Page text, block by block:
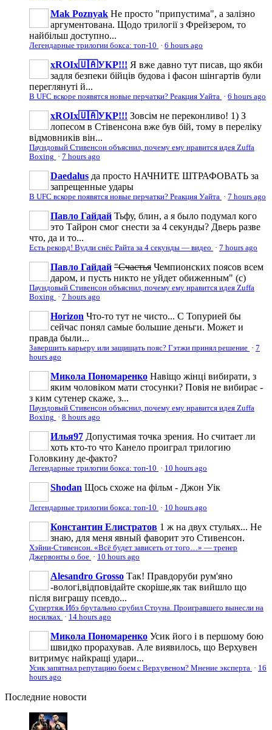
Mak Poznyak Не просто "припустима", а залізно
аргументована. Щодо трилогії з Фрейзером, то
найбільш доступно...
Легендарные трилогии бокса: топ-10 · 6 hours ago
xROIx🇺🇦УКР!!! Я вже давно тут писав, що якби
задля безпеки бійців будова і фасон шінгартів були
переглянуті й...
В UFC вскоре появятся новые перчатки? Реакция Уайта · 6 hours ago
xROIx🇺🇦УКР!!! Зовсім не переконливо! 1) З
лопесом в Стівенсона вже був бій, тому в переліку
відмовників він...
Паундовый Стивенсон объяснил, почему ему нравится идея Zuffa
Boxing · 7 hours ago
Daedalus да просто НАЧНИТЕ ШТРАФОВАТЬ за
запрещенные удары
В UFC вскоре появятся новые перчатки? Реакция Уайта · 7 hours ago
Павло Гайдай Тьфу, блин, а я было подумал кого
это Тайрон смог снести за 4 секунды? Дверь разве
что, да и то...
Есть рекорд! Вудли снёс Райта за 4 секунды — видео · 7 hours ago
Павло Гайдай "Счастья Чемпионских поясов всем
даром, и пусть никто не уйдет обиженным" (с)
Паундовый Стивенсон объяснил, почему ему нравится идея Zuffa
Boxing · 7 hours ago
Horizon Что-то тут не чисто... С Топурией бы
сейчас понял самые большие деньги. Может и
правда были...
Завершить карьеру или защищать пояс? Гэтжи принял решение · 7
hours ago
Микола Пономаренко Навіщо жінці вибирати, з
яким чоловіком мати стосунки? Повія не вибирає -
з ким сутенер скаже, з...
Паундовый Стивенсон объяснил, почему ему нравится идея Zuffa
Boxing · 8 hours ago
Илья97 Допустимая точка зрения. Но считает ли
хоть кто-то что Канело проиграл трилогию
Головкину де-факто?
Легендарные трилогии бокса: топ-10 · 10 hours ago
Shodan Щось схоже на фільм - Джон Уік
Легендарные трилогии бокса: топ-10 · 10 hours ago
Константин Елистратов 1 ж на двух стульях... Не
знаю, для меня явный фаворит это Стивенсон.
Хэйни-Стивенсон. «Всё будет зависеть от того…» — тренер
Джервонты о бое · 10 hours ago
Alesandro Grosso Так! Правдоруби рум'яно
-вологі,відповідайте скоріше,як так вийшло що
після виграшу псевдо...
Супертяж Ибэ брутально срубил Стоуна. Проигравшего вынесли на
носилках · 14 hours ago
Микола Пономаренко Усик його і в першому бою
швидко прорахував. Але виявилось, що Верхувен
витримує найкращі удари...
Усик запятнал репутацию боем с Верхувеном? Мнение эксперта · 16
hours ago
Последние новости